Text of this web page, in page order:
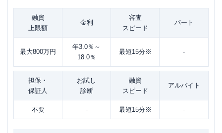
融資
上限額
金利
審査
スピード
パート
最大800万円
年3.0％～
18.0％
最短15分※ -
担保・
保証人
お試し
診断
融資
スピード
アルバイト
不要 - 最短15分※ -